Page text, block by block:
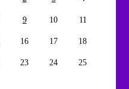
9 10 11
16 17 18
23 24 25